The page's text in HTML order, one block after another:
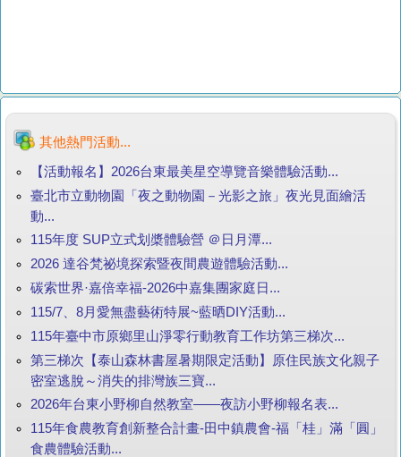
其他熱門活動...
【活動報名】2026台東最美星空導覽音樂體驗活動...
臺北市立動物園「夜之動物園－光影之旅」夜光見面繪活
動...
115年度 SUP立式划槳體驗營 ＠日月潭...
2026 達谷梵祕境探索暨夜間農遊體驗活動...
碳索世界·嘉倍幸福-2026中嘉集團家庭日...
115/7、8月愛無盡藝術特展~藍晒DIY活動...
115年臺中市原鄉里山淨零行動教育工作坊第三梯次...
第三梯次【泰山森林書屋暑期限定活動】原住民族文化親子
密室逃脫～消失的排灣族三寶...
2026年台東小野柳自然教室——夜訪小野柳報名表...
115年食農教育創新整合計畫-田中鎮農會-福「桂」滿「圓」
食農體驗活動...